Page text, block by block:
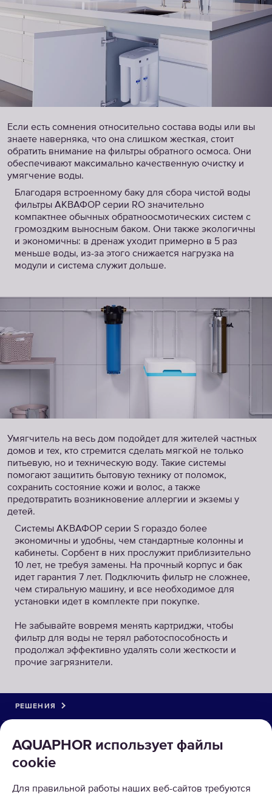
Если есть сомнения относительно состава воды или вы
знаете наверняка, что она слишком жесткая, стоит
обратить внимание на фильтры обратного осмоса. Они
обеспечивают максимально качественную очистку и
умягчение воды.
Благодаря встроенному баку для сбора чистой воды
фильтры АКВАФОР серии RO значительно
компактнее обычных обратноосмотических систем с
громоздким выносным баком. Они также экологичны
и экономичны: в дренаж уходит примерно в 5 раз
меньше воды, из-за этого снижается нагрузка на
модули и система служит дольше.
Умягчитель на весь дом подойдет для жителей частных
домов и тех, кто стремится сделать мягкой не только
питьевую, но и техническую воду. Такие системы
помогают защитить бытовую технику от поломок,
сохранить состояние кожи и волос, а также
предотвратить возникновение аллергии и экземы у
детей.
Системы АКВАФОР серии S гораздо более
экономичны и удобны, чем стандартные колонны и
кабинеты. Сорбент в них прослужит приблизительно
10 лет, не требуя замены. На прочный корпус и бак
идет гарантия 7 лет. Подключить фильтр не сложнее,
чем стиральную машину, и все необходимое для
установки идет в комплекте при покупке.
Не забывайте вовремя менять картриджи, чтобы
фильтр для воды не терял работоспособность и
продолжал эффективно удалять соли жесткости и
прочие загрязнители.
AQUAPHOR использует файлы
cookie
Для правильной работы наших веб-сайтов требуются
РЕШЕНИЯ
О КОМПАНИИ
ПРИНИМАЕМ К ОПЛАТЕ